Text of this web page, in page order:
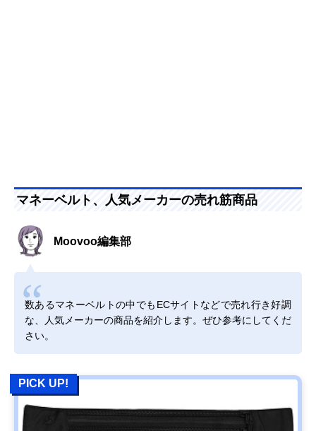
マネーベルト、人気メーカーの売れ筋商品
Moovoo編集部
数あるマネーベルトの中でもECサイトなどで売れ行き好調
な、人気メーカーの商品を紹介します。ぜひ参考にしてくだ
さい。
PICK UP!